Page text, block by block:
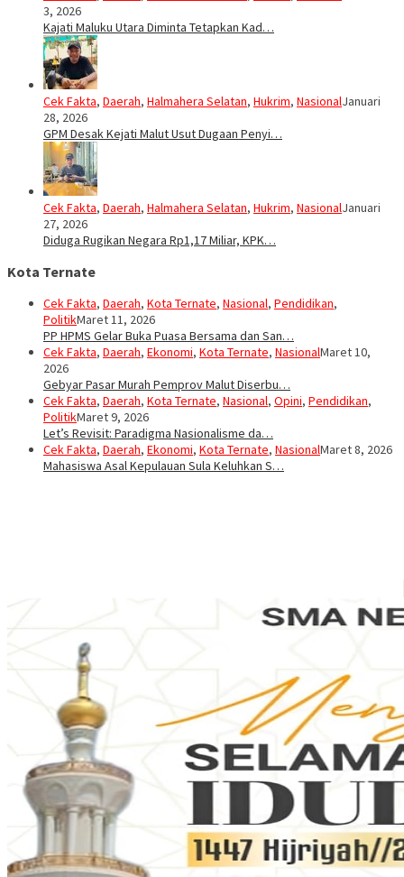
3, 2026
Kajati Maluku Utara Diminta Tetapkan Kad…
Cek Fakta, Daerah, Halmahera Selatan, Hukrim, NasionalJanuari
28, 2026
GPM Desak Kejati Malut Usut Dugaan Penyi…
Cek Fakta, Daerah, Halmahera Selatan, Hukrim, NasionalJanuari
27, 2026
Diduga Rugikan Negara Rp1,17 Miliar, KPK…
Kota Ternate
Cek Fakta, Daerah, Kota Ternate, Nasional, Pendidikan,
PolitikMaret 11, 2026
PP HPMS Gelar Buka Puasa Bersama dan San…
Cek Fakta, Daerah, Ekonomi, Kota Ternate, NasionalMaret 10,
2026
Gebyar Pasar Murah Pemprov Malut Diserbu…
Cek Fakta, Daerah, Kota Ternate, Nasional, Opini, Pendidikan,
PolitikMaret 9, 2026
Let’s Revisit: Paradigma Nasionalisme da…
Cek Fakta, Daerah, Ekonomi, Kota Ternate, NasionalMaret 8, 2026
Mahasiswa Asal Kepulauan Sula Keluhkan S…